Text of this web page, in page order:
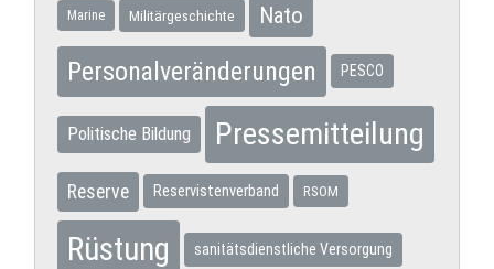
Marine Militärgeschichte Nato
Personalveränderungen PESCO
Politische Bildung Pressemitteilung
Reserve Reservistenverband RSOM
Rüstung sanitätsdienstliche Versorgung